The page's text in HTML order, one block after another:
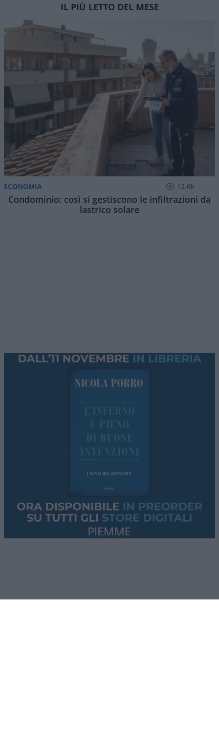
IL PIÙ LETTO DEL MESE
ECONOMIA 12.6k
Condominio: così si gestiscono le infiltrazioni da
lastrico solare